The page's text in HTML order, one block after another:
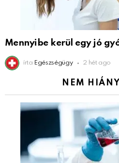
Mennyibe kerül egy jó
írta Egészségügy 2 hét ago
NEM